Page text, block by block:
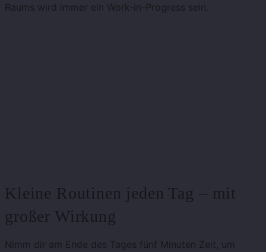
Raums wird immer ein Work-in-Progress sein.
Kleine Routinen jeden Tag – mit
großer Wirkung
Nimm dir am Ende des Tages fünf Minuten Zeit, um